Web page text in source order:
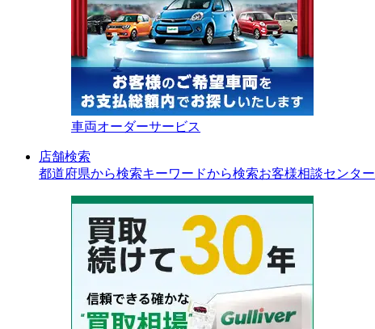
車両オーダーサービス
店舗検索
都道府県から検索キーワードから検索お客様相談センター